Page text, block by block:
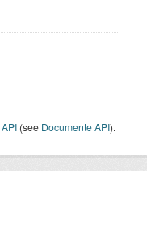
API (see Documente API).